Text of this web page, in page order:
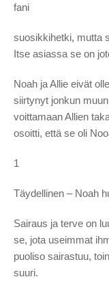
fani
suosikkihetki, mutta
Itse asiassa se on
Noah ja Allie eivät
siirtynyt jonkun
voittamaan Allien
osoitti, että se oli
1
Täydellinen – Noah
Sairaus ja terve on
se, jota useimmat
puoliso sairastuu,
suuri.